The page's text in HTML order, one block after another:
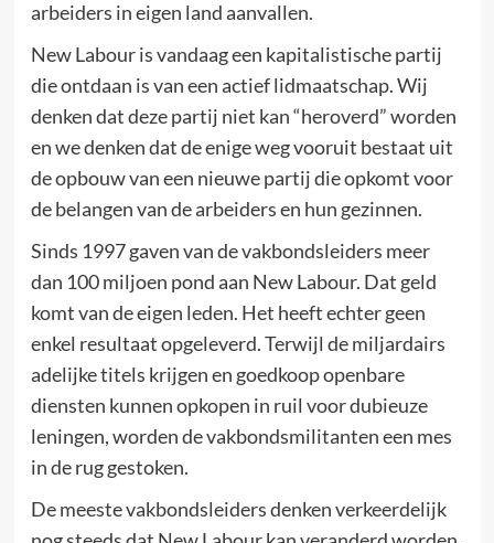
arbeiders in eigen land aanvallen.
New Labour is vandaag een kapitalistische partij
die ontdaan is van een actief lidmaatschap. Wij
denken dat deze partij niet kan “heroverd” worden
en we denken dat de enige weg vooruit bestaat uit
de opbouw van een nieuwe partij die opkomt voor
de belangen van de arbeiders en hun gezinnen.
Sinds 1997 gaven van de vakbondsleiders meer
dan 100 miljoen pond aan New Labour. Dat geld
komt van de eigen leden. Het heeft echter geen
enkel resultaat opgeleverd. Terwijl de miljardairs
adelijke titels krijgen en goedkoop openbare
diensten kunnen opkopen in ruil voor dubieuze
leningen, worden de vakbondsmilitanten een mes
in de rug gestoken.
De meeste vakbondsleiders denken verkeerdelijk